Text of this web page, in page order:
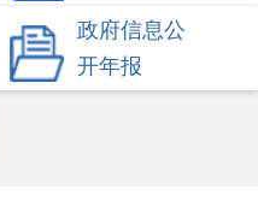
政府信息公
开年报